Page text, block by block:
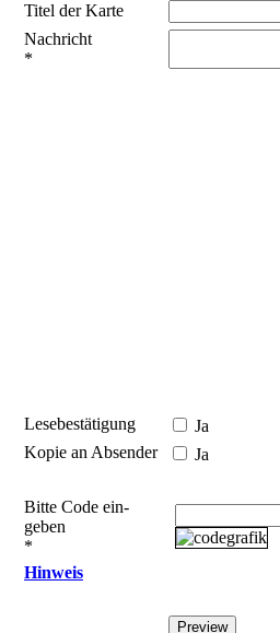
Titel der Karte
Nachricht
*
Lesebestätigung
Ja
Kopie an Absender
Ja
Bitte Code ein­
geben
*
Hinweis